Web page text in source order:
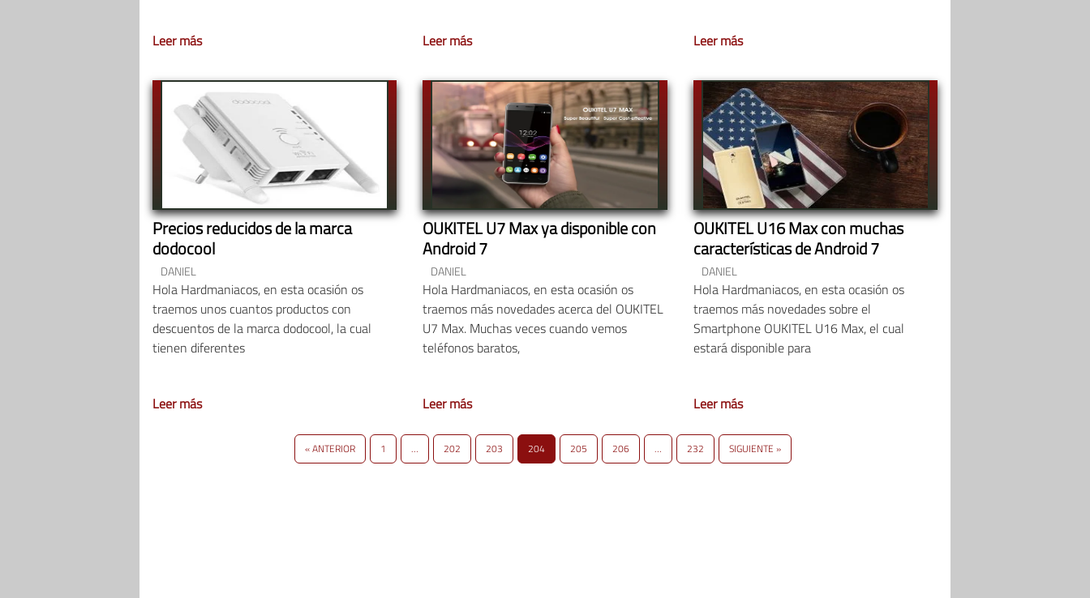
Leer más Leer más Leer más
Precios reducidos de la marca
dodocool
DANIEL
Hola Hardmaniacos, en esta ocasión os
traemos unos cuantos productos con
descuentos de la marca dodocool, la cual
tienen diferentes
Leer más
OUKITEL U7 Max ya disponible con
Android 7
DANIEL
Hola Hardmaniacos, en esta ocasión os
traemos más novedades acerca del OUKITEL
U7 Max. Muchas veces cuando vemos
teléfonos baratos,
Leer más
OUKITEL U16 Max con muchas
características de Android 7
DANIEL
Hola Hardmaniacos, en esta ocasión os
traemos más novedades sobre el
Smartphone OUKITEL U16 Max, el cual
estará disponible para
Leer más
« ANTERIOR 1 … 202 203 204 205 206 … 232 SIGUIENTE »